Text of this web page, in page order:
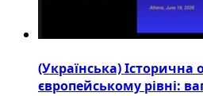
(Українська) Історична
європейському рівні: